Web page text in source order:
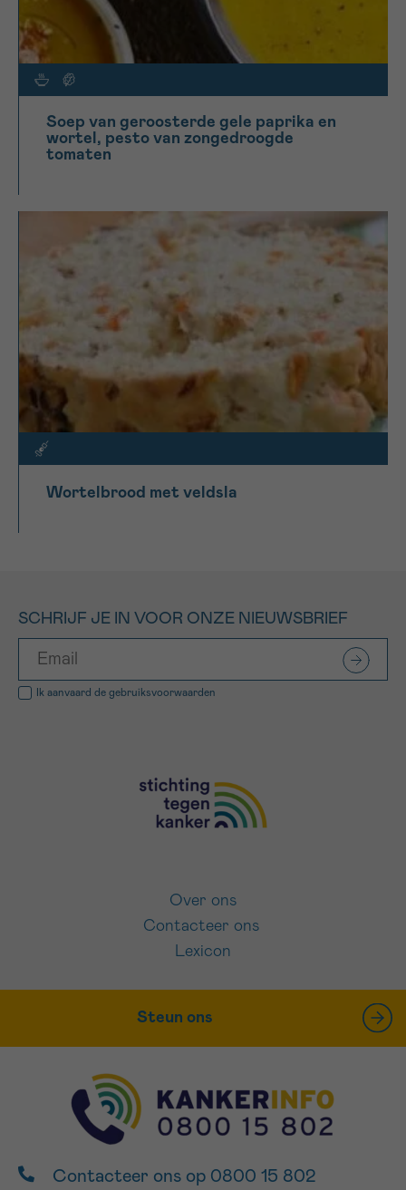
Soep van geroosterde gele paprika en
wortel, pesto van zongedroogde
tomaten
Wortelbrood met veldsla
SCHRIJF JE IN VOOR ONZE NIEUWSBRIEF
Ik aanvaard de gebruiksvoorwaarden
Over ons
Contacteer ons
Lexicon
Steun ons
Contacteer ons op 0800 15 802